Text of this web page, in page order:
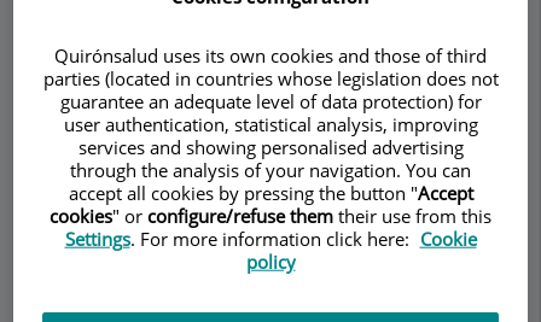
DescripciónServiciosEquipoContactoDatos de interés
Pedir cita
Epidural Ambulante
Quirónsalud uses its own cookies and those of third
parties (located in countries whose legislation does not
guarantee an adequate level of data protection) for
user authentication, statistical analysis, improving
services and showing personalised advertising
through the analysis of your navigation. You can
accept all cookies by pressing the button "Accept
cookies" or configure/refuse them their use from this
Settings. For more information click here: Cookie
policy